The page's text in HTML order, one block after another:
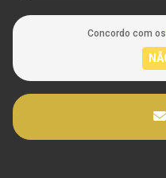
Concordo com os